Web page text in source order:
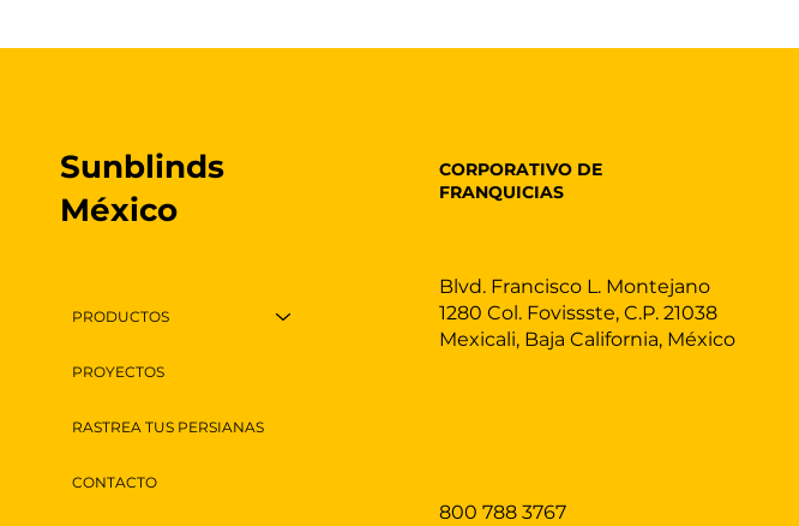
PRODUCTOS
PROYECTOS
RASTREA TUS PERSIANAS
CONTACTO
Sunblinds
México
800 788 3767
Blvd. Francisco L. Montejano
1280 Col. Fovissste, C.P. 21038
Mexicali, Baja California, México
CORPORATIVO DE
FRANQUICIAS